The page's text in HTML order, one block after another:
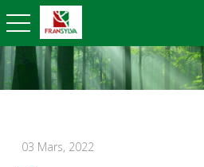
toggle navigation
03 Mars, 2022